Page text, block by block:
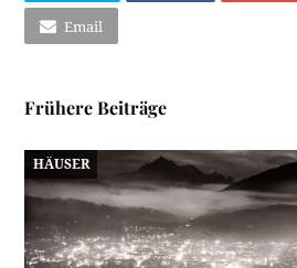
Email
Frühere Beiträge
HÄUSER